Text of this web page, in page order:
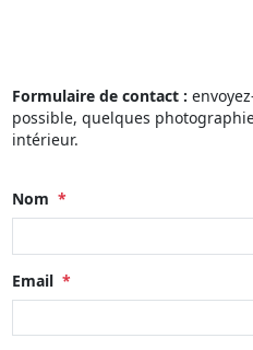
Formulaire de contact :
possible, quelques
intérieur.
Nom *
Email *